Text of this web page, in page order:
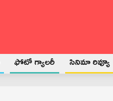
ఫోటో గ్యాలరీ సినిమా రివ్యూ